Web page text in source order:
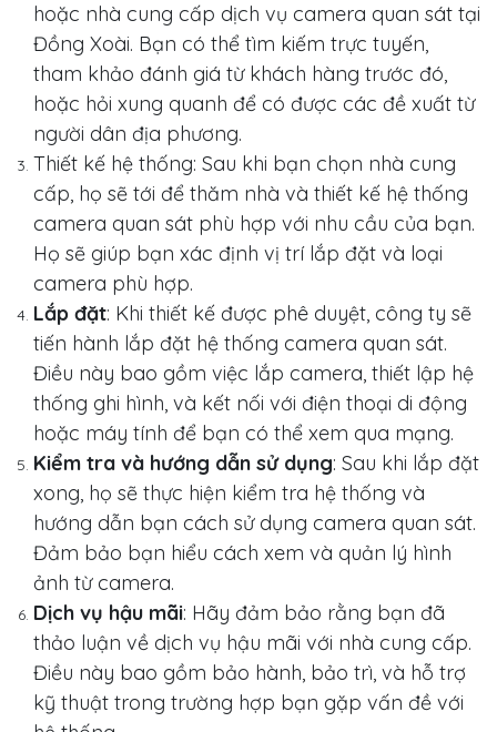
hoặc nhà cung cấp dịch vụ camera quan sát tại
Đồng Xoài. Bạn có thể tìm kiếm trực tuyến,
tham khảo đánh giá từ khách hàng trước đó,
hoặc hỏi xung quanh để có được các đề xuất từ
người dân địa phương.
Thiết kế hệ thống: Sau khi bạn chọn nhà cung
cấp, họ sẽ tới để thăm nhà và thiết kế hệ thống
camera quan sát phù hợp với nhu cầu của bạn.
Họ sẽ giúp bạn xác định vị trí lắp đặt và loại
camera phù hợp.
Lắp đặt: Khi thiết kế được phê duyệt, công ty sẽ
tiến hành lắp đặt hệ thống camera quan sát.
Điều này bao gồm việc lắp camera, thiết lập hệ
thống ghi hình, và kết nối với điện thoại di động
hoặc máy tính để bạn có thể xem qua mạng.
Kiểm tra và hướng dẫn sử dụng: Sau khi lắp đặt
xong, họ sẽ thực hiện kiểm tra hệ thống và
hướng dẫn bạn cách sử dụng camera quan sát.
Đảm bảo bạn hiểu cách xem và quản lý hình
ảnh từ camera.
Dịch vụ hậu mãi: Hãy đảm bảo rằng bạn đã
thảo luận về dịch vụ hậu mãi với nhà cung cấp.
Điều này bao gồm bảo hành, bảo trì, và hỗ trợ
kỹ thuật trong trường hợp bạn gặp vấn đề với